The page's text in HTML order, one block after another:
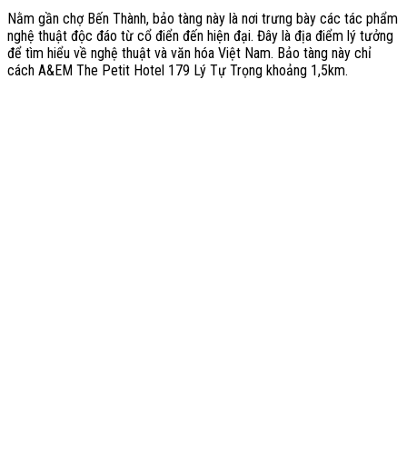
Nằm gần chợ Bến Thành, bảo tàng này là nơi trưng bày các tác phẩm
nghệ thuật độc đáo từ cổ điển đến hiện đại. Đây là địa điểm lý tưởng
để tìm hiểu về nghệ thuật và văn hóa Việt Nam. Bảo tàng này chỉ
cách A&EM The Petit Hotel 179 Lý Tự Trọng khoảng 1,5km.